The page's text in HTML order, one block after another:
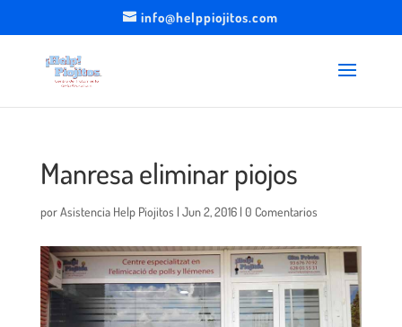
info@helppiojitos.com
Manresa eliminar piojos
porAsistencia Help Piojitos | Jun 2, 2016| 0 Comentarios